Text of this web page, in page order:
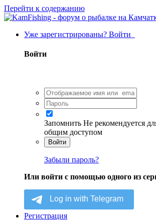
Перейти к содержанию
Уже зарегистрированы? Войти
Войти
Запомнить Не рекомендуется
общим доступом
Войти
Забыли пароль?
Или войти с помощью одного из
Регистрация